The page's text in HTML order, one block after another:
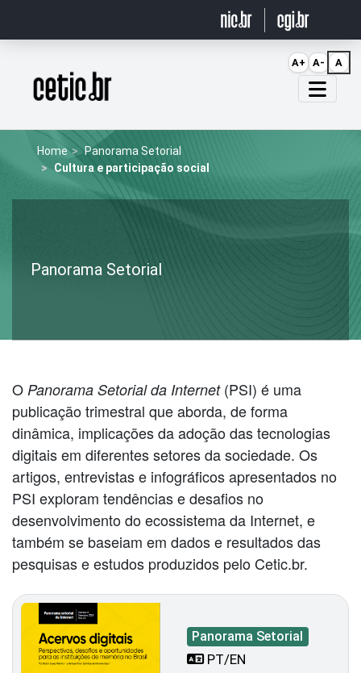
Página inicial
Home
Panorama Setorial
Cultura e participação social
Panorama Setorial
O Panorama Setorial da Internet(PSI) é uma
publicação trimestral que aborda, de forma
dinâmica, implicações da adoção das tecnologias
digitais em diferentes setores da sociedade. Os
artigos, entrevistas e infográficos apresentados no
PSI exploram tendências e desafios no
desenvolvimento do ecossistema da Internet, e
também se baseiam em dados e resultados das
pesquisas e estudos produzidos pelo Cetic.br.
Panorama Setorial
PT/EN
A+ A- A